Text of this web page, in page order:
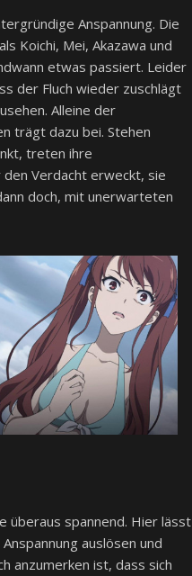
Anspannung. Die
Koichi, Mei, Akazawa und
etwas passiert. Leider
der Fluch wieder zuschlägt
Alleine der
trägt dazu bei. Stehen
treten ihre
Verdacht erweckt, sie
doch, mit unerwarteten
überaus spannend. Hier lässt
auslösen und
anzumerken ist, dass sich